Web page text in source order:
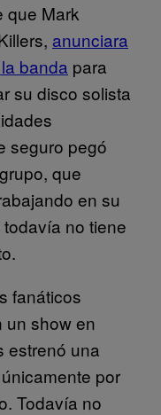
que Mark
anunciara
banda para
su disco solista
seguro pegó
que
en su
no tiene
fanáticos
un show en
estrenó una
por
Todavía no